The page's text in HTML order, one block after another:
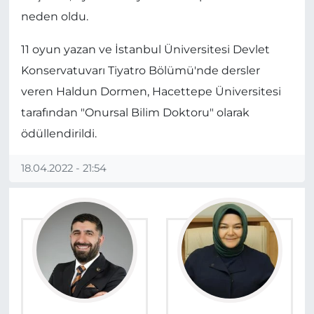
neden oldu.
11 oyun yazan ve İstanbul Üniversitesi Devlet
Konservatuvarı Tiyatro Bölümü'nde dersler
veren Haldun Dormen, Hacettepe Üniversitesi
tarafından "Onursal Bilim Doktoru" olarak
ödüllendirildi.
18.04.2022 - 21:54